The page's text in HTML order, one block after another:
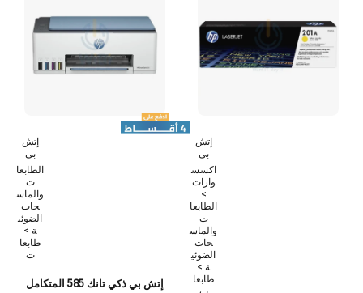
إتش
بي
اكسس
وارات
>
الطابعا
ت
والماس
حات
الضوئي
ة >
طابعا
إتش
بي
الطابعا
ت
والماس
حات
الضوئي
ة >
طابعا
ت
إتش بي ذكي تانك 585 المتكامل